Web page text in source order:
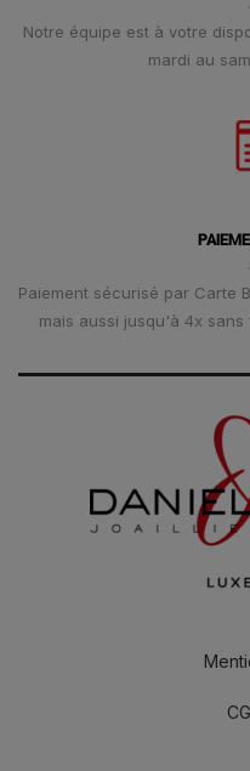
Notre équipe est à votre
mardi au
Paiement sécurisé par Carte
mais aussi jusqu'à 4x